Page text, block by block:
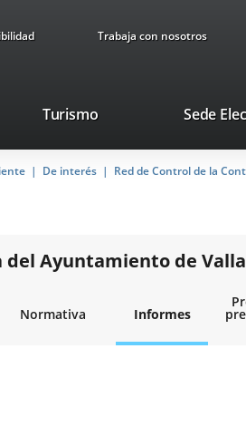
Trabaja con nosotros
TurismoEste
se
abrirá
nueva.
Sede
De interés
Red de Control de la
del Ayuntamiento de
Normativa Informes